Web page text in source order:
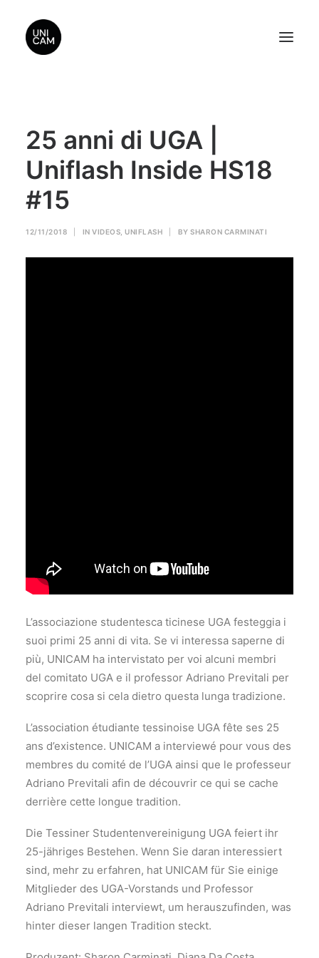
About Us
Videos
Contact Us
Sponsors
25 anni di UGA |
Uniflash Inside HS18
#15
12/11/2018 IN VIDEOS UNIFLASH BY SHARON CARMINATI
L’associazione studentesca ticinese UGA festeggia i
suoi primi 25 anni di vita. Se vi interessa saperne di
più, UNICAM ha intervistato per voi alcuni membri
del comitato UGA e il professor Adriano Previtali per
scoprire cosa si cela dietro questa lunga tradizione.
L’association étudiante tessinoise UGA fête ses 25
ans d’existence. UNICAM a interviewé pour vous des
membres du comité de l’UGA ainsi que le professeur
Adriano Previtali afin de découvrir ce qui se cache
derrière cette longue tradition.
Die Tessiner Studentenvereinigung UGA feiert ihr
25-jähriges Bestehen. Wenn Sie daran interessiert
sind, mehr zu erfahren, hat UNICAM für Sie einige
Mitglieder des UGA-Vorstands und Professor
Adriano Previtali interviewt, um herauszufinden, was
hinter dieser langen Tradition steckt.